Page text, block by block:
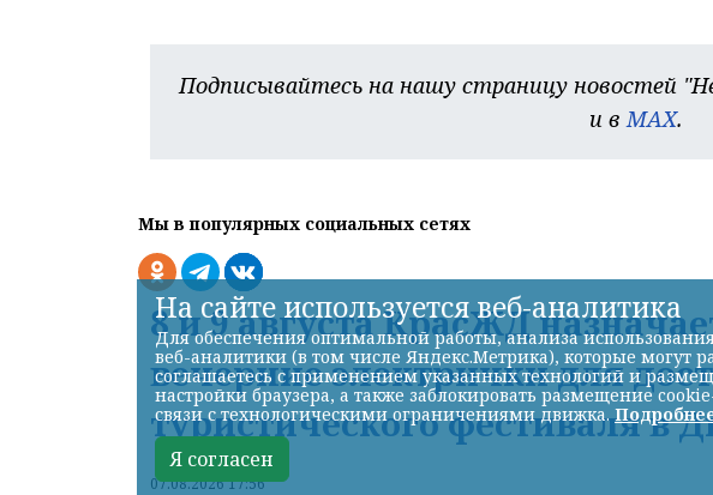
Подписывайтесь на нашу страницу новостей
и в MAX.
Мы в популярных социальных сетях
8 и 9 августа КрасЖД
вечерние электрички для
туристического фестиваля в
07.08.2026 17:56
На сайте используется веб-аналитика
Для обеспечения оптимальной работы, анализа
веб-аналитики (в том числе Яндекс.Метрика), которые могут
соглашаетесь с применением указанных технологий и
настройки браузера, а также заблокировать размещение
связи с технологическими ограничениями движка.
Я согласен